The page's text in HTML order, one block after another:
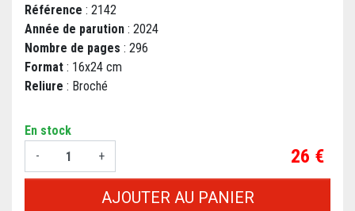
Référence : 2142
Année de parution : 2024
Nombre de pages : 296
Format : 16x24 cm
Reliure : Broché
En stock
-
+ Prix
26 €
AJOUTER AU PANIER